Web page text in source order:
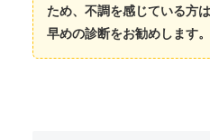
ため、不調を感じている方
早めの診断をお勧めします。